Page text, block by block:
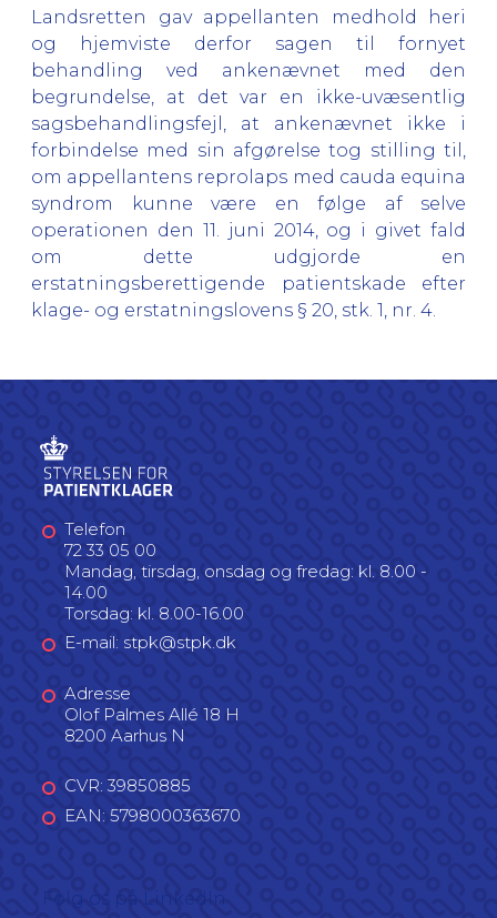
Landsretten gav appellanten medhold heri
og hjemviste derfor sagen til fornyet
behandling ved ankenævnet med den
begrundelse, at det var en ikke-uvæsentlig
sagsbehandlingsfejl, at ankenævnet ikke i
forbindelse med sin afgørelse tog stilling til,
om appellantens reprolaps med cauda equina
syndrom kunne være en følge af selve
operationen den 11. juni 2014, og i givet fald
om dette udgjorde en
erstatningsberettigende patientskade efter
klage- og erstatningslovens § 20, stk. 1, nr. 4.
Telefon
72 33 05 00
Mandag, tirsdag, onsdag og fredag: kl. 8.00 -
14.00
Torsdag: kl. 8.00-16.00
E-mail: stpk@stpk.dk
Adresse
Olof Palmes Allé 18 H
8200 Aarhus N
CVR: 39850885
EAN: 5798000363670